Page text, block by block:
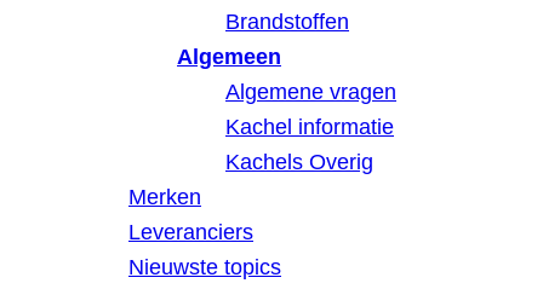
Brandstoffen
Algemeen
Algemene vragen
Kachel informatie
Kachels Overig
Merken
Leveranciers
Nieuwste topics